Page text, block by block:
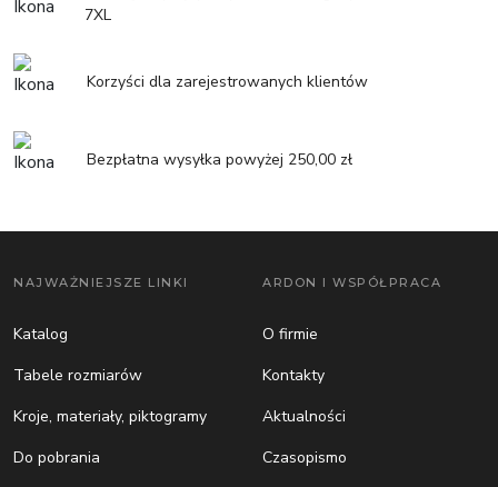
7XL
Korzyści dla zarejestrowanych klientów
Bezpłatna wysyłka powyżej 250,00 zł
NAJWAŻNIEJSZE LINKI
Katalog
Tabele rozmiarów
Kroje, materiały, piktogramy
Do pobrania
ARDON I WSPÓŁPRACA
O firmie
Kontakty
Aktualności
Czasopismo